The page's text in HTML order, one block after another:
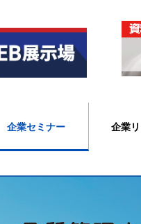
企業セミナー 企業